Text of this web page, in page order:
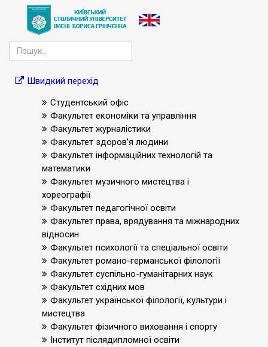
Швидкий перехід
Студентський офіс
Факультет економіки та управління
Факультет журналістики
Факультет здоров’я людини
Факультет інформаційних технологій та
математики
Факультет музичного мистецтва і
хореографії
Факультет педагогічної освіти
Факультет права, врядування та міжнародних
відносин
Факультет психології та спеціальної освіти
Факультет романо-германської філології
Факультет суспільно-гуманітарних наук
Факультет східних мов
Факультет української філології, культури і
мистецтва
Факультет фізичного виховання і спорту
Інститут післядипломної освіти